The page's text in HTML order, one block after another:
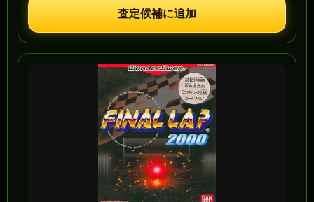
査定候補に追加